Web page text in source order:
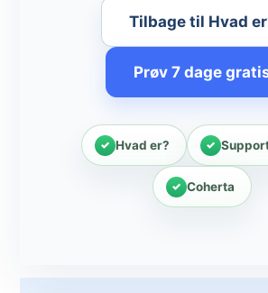
Tilbage til Hvad
Prøv 7 dage
Hvad er?
Coherta